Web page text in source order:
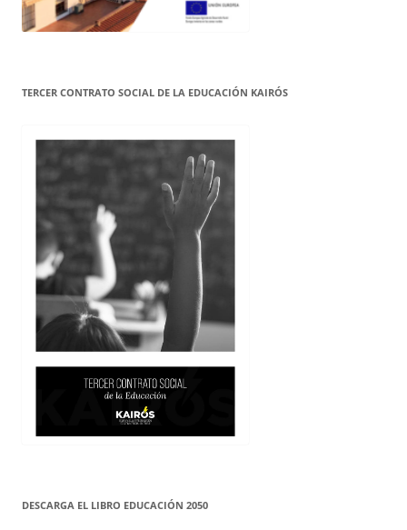
TERCER CONTRATO SOCIAL DE LA EDUCACIÓN KAIRÓS
DESCARGA EL LIBRO EDUCACIÓN 2050